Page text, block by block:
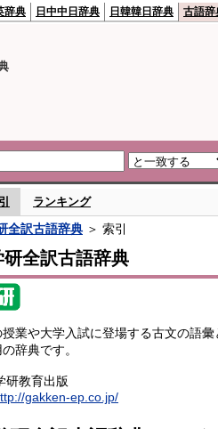
辞典 日中中日辞典 日韓韓日辞典 古語辞
ランキング
全訳古語辞典 ＞ 索引
研全訳古語辞典
業や大学入試に登場する古文の語
辞典です。
研教育出版
gakken-ep.co.jp/